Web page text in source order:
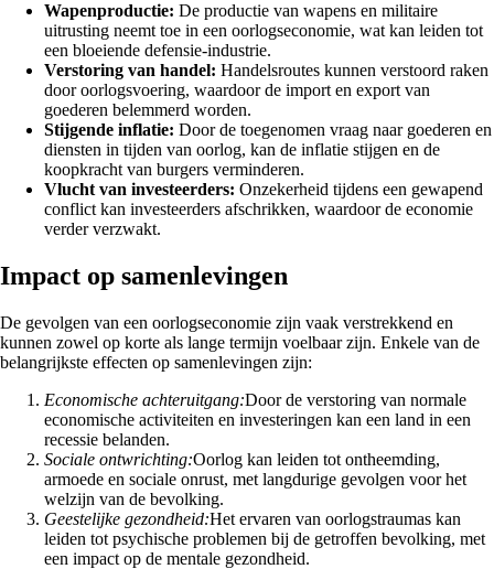
Wapenproductie: De productie van wapens en militaire
uitrusting neemt toe in een oorlogseconomie, wat kan leiden tot
een bloeiende defensie-industrie.
Verstoring van handel: Handelsroutes kunnen verstoord raken
door oorlogsvoering, waardoor de import en export van
goederen belemmerd worden.
Stijgende inflatie: Door de toegenomen vraag naar goederen en
diensten in tijden van oorlog, kan de inflatie stijgen en de
koopkracht van burgers verminderen.
Vlucht van investeerders: Onzekerheid tijdens een gewapend
conflict kan investeerders afschrikken, waardoor de economie
verder verzwakt.
Impact op samenlevingen
De gevolgen van een oorlogseconomie zijn vaak verstrekkend en
kunnen zowel op korte als lange termijn voelbaar zijn. Enkele van de
belangrijkste effecten op samenlevingen zijn:
Economische achteruitgang:Door de verstoring van normale
economische activiteiten en investeringen kan een land in een
recessie belanden.
Sociale ontwrichting:Oorlog kan leiden tot ontheemding,
armoede en sociale onrust, met langdurige gevolgen voor het
welzijn van de bevolking.
Geestelijke gezondheid:Het ervaren van oorlogstraumas kan
leiden tot psychische problemen bij de getroffen bevolking, met
een impact op de mentale gezondheid.